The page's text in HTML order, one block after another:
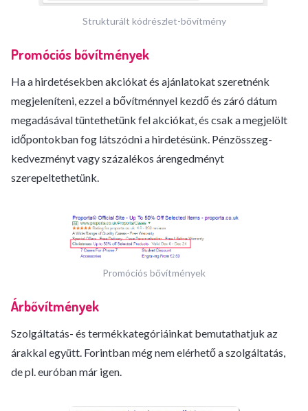
Strukturált kódrészlet-bővítmény
Promóciós bővítmények
Ha a hirdetésekben akciókat és ajánlatokat szeretnénk
megjeleníteni, ezzel a bővítménnyel kezdő és záró dátum
megadásával tüntethetünk fel akciókat, és csak a megjelölt
időpontokban fog látszódni a hirdetésünk. Pénzösszeg-
kedvezményt vagy százalékos árengedményt
szerepeltethetünk.
Promóciós bővítmények
Árbővítmények
Szolgáltatás- és termékkategóriáinkat bemutathatjuk az
árakkal együtt. Forintban még nem elérhető a szolgáltatás,
de pl. euróban már igen.